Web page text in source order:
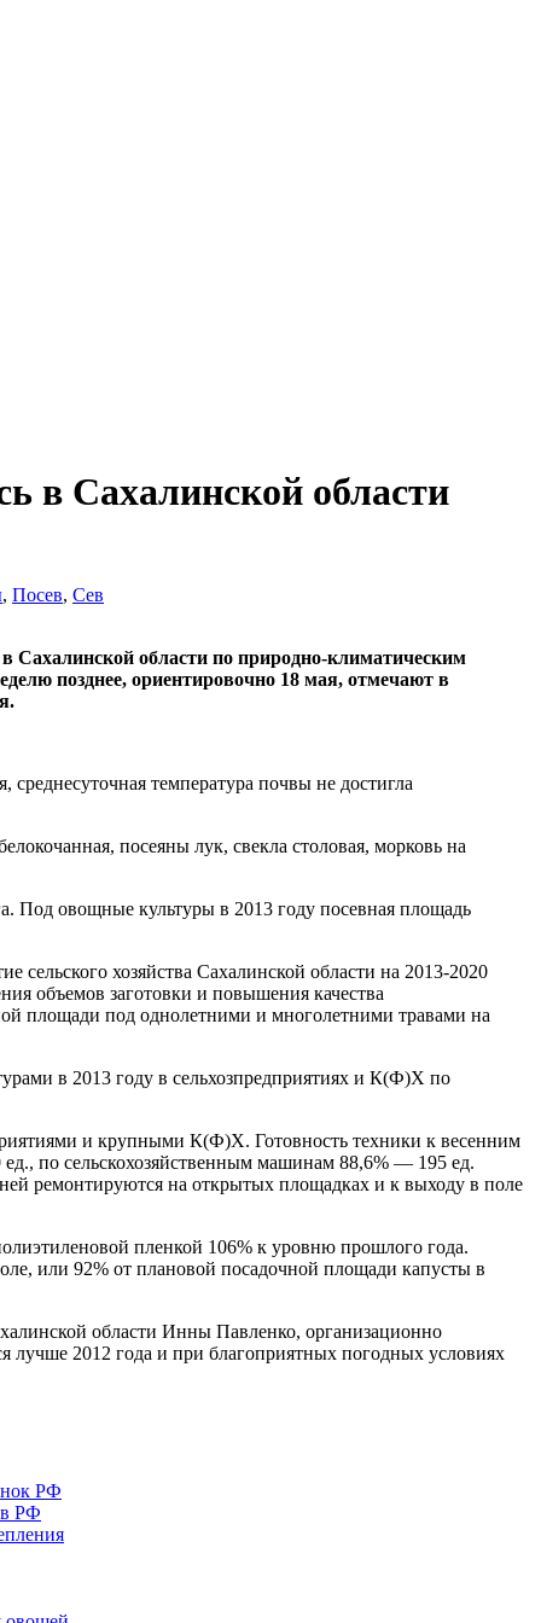
в Сахалинской области
, Посев, Сев
Сахалинской области по природно-климатическим
позднее, ориентировочно 18 мая, отмечают в
температура почвы не достигла
посеяны лук, свекла столовая, морковь на
Под овощные культуры в 2013 году посевная площадь
сельского хозяйства Сахалинской области на 2013-2020
объемов заготовки и повышения качества
площади под однолетними и многолетними травами на
в 2013 году в сельхозпредприятиях и К(Ф)Х по
и крупными К(Ф)Х. Готовность техники к весенним
по сельскохозяйственным машинам 88,6% — 195 ед.
ремонтируются на открытых площадках и к выходу в поле
пленкой 106% к уровню прошлого года.
или 92% от плановой посадочной площади капусты в
области Инны Павленко, организационно
лучше 2012 года и при благоприятных погодных условиях
РФ
в РФ